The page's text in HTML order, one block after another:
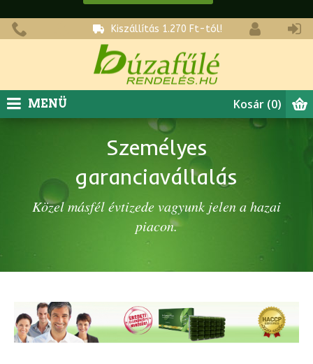
Kiszállítás 1.270 Ft-tól!
Kosár (0)
MENÜ
Személyes
garanciavállalás
Közel másfél évtizede vagyunk jelen a hazai
piacon.